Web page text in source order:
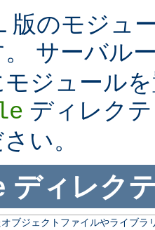
版のモジュ
。 サーバル
ジュール
ディレク
い。
ディレク
ブジェクトファイルやライブラ